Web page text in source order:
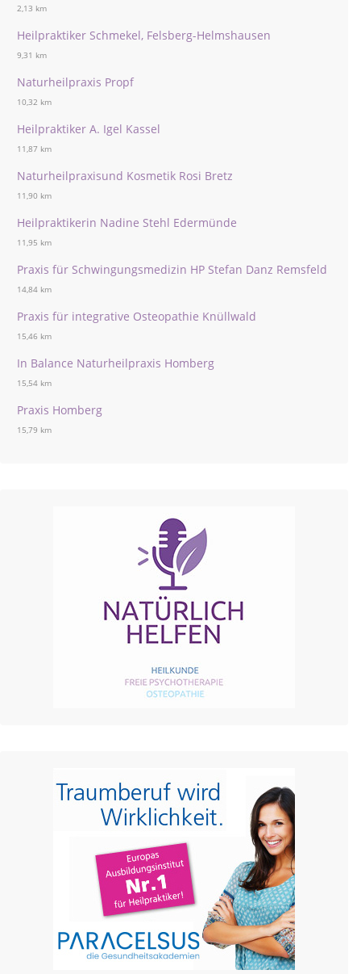
2,13 km
Heilpraktiker Schmekel, Felsberg-Helmshausen
9,31 km
Naturheilpraxis Propf
10,32 km
Heilpraktiker A. Igel Kassel
11,87 km
Naturheilpraxisund Kosmetik Rosi Bretz
11,90 km
Heilpraktikerin Nadine Stehl Edermünde
11,95 km
Praxis für Schwingungsmedizin HP Stefan Danz Remsfeld
14,84 km
Praxis für integrative Osteopathie Knüllwald
15,46 km
In Balance Naturheilpraxis Homberg
15,54 km
Praxis Homberg
15,79 km